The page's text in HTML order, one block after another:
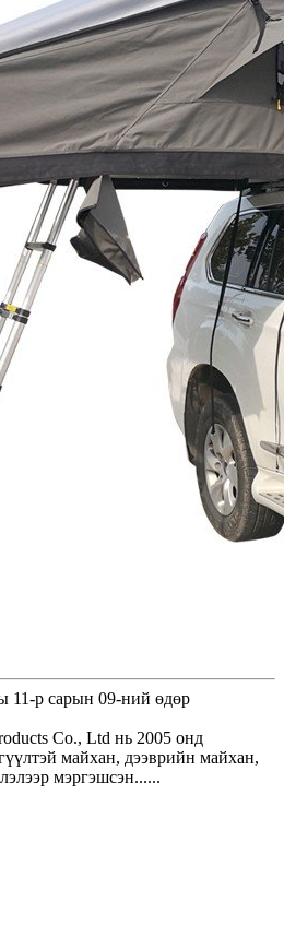
11-р сарын 09-ний өдөр
Co., Ltd нь 2005 онд
майхан, дээврийн майхан,
мэргэшсэн......